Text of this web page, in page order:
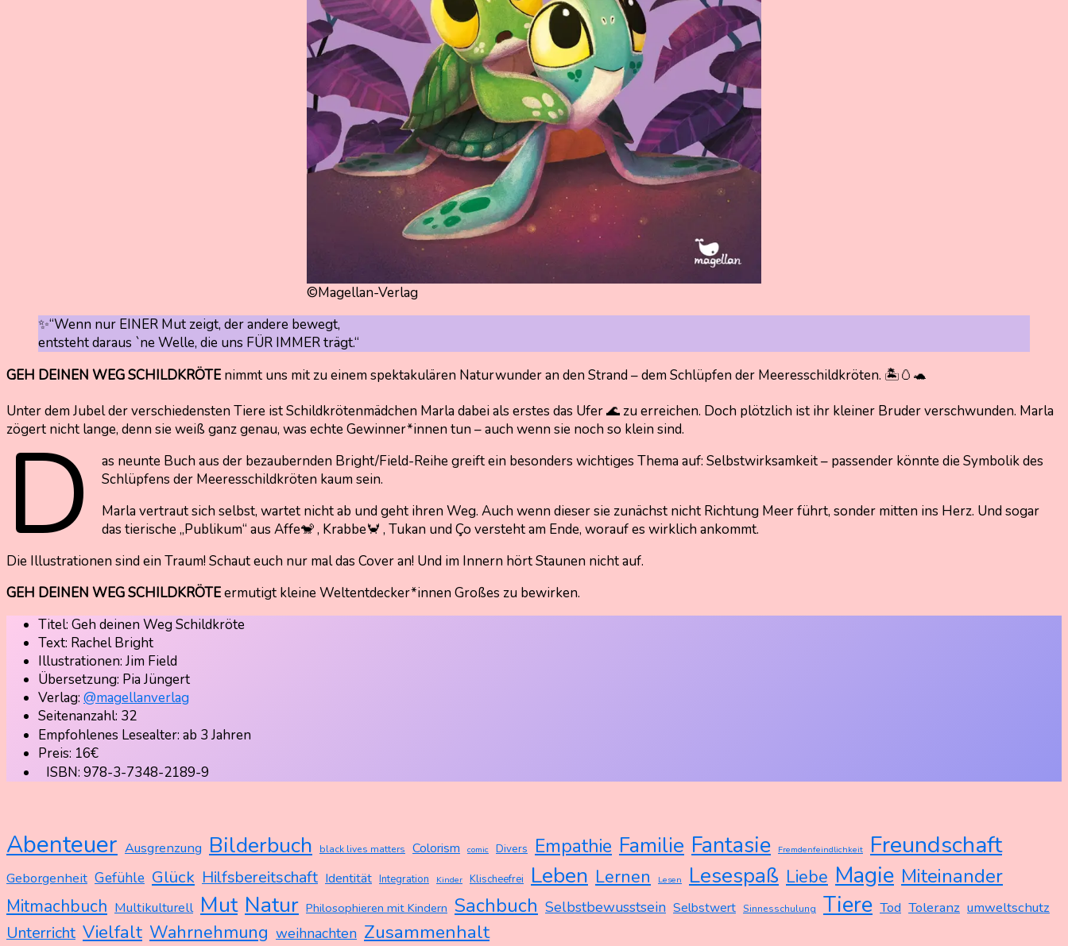
©Magellan-Verlag
✨“Wenn nur EINER Mut zeigt, der andere bewegt,
entsteht daraus `ne Welle, die uns FÜR IMMER trägt.“
GEH DEINEN WEG SCHILDKRÖTE nimmt uns mit zu einem spektakulären Naturwunder an den Strand – dem Schlüpfen der Meeresschildkröten. 🏝️🥚🐢
Unter dem Jubel der verschiedensten Tiere ist Schildkrötenmädchen Marla dabei als erstes das Ufer 🌊 zu erreichen. Doch plötzlich ist ihr kleiner Bruder verschwunden. Marla
zögert nicht lange, denn sie weiß ganz genau, was echte Gewinner*innen tun – auch wenn sie noch so klein sind.
D
as neunte Buch aus der bezaubernden Bright/Field-Reihe greift ein besonders wichtiges Thema auf: Selbstwirksamkeit – passender könnte die Symbolik des
Schlüpfens der Meeresschildkröten kaum sein.
Marla vertraut sich selbst, wartet nicht ab und geht ihren Weg. Auch wenn dieser sie zunächst nicht Richtung Meer führt, sonder mitten ins Herz. Und sogar
das tierische „Publikum“ aus Affe🐒 , Krabbe🦀 , Tukan und Ço versteht am Ende, worauf es wirklich ankommt.
Die Illustrationen sind ein Traum! Schaut euch nur mal das Cover an! Und im Innern hört Staunen nicht auf.
GEH DEINEN WEG SCHILDKRÖTEermutigt kleine Weltentdecker*innen Großes zu bewirken.
Titel: Geh deinen Weg Schildkröte
Text: Rachel Bright
Illustrationen: Jim Field
Übersetzung: Pia Jüngert
Verlag: @magellanverlag
Seitenanzahl: 32
Empfohlenes Lesealter: ab 3 Jahren
Preis: 16€
ISBN: 978-3-7348-2189-9
Abenteuer Ausgrenzung Bilderbuch black lives matters Colorism comic Divers Empathie Familie Fantasie Fremdenfeindlichkeit Freundschaft
Geborgenheit Gefühle Glück Hilfsbereitschaft Identität Integration Kinder Klischeefrei Leben Lernen Lesen Lesespaß Liebe Magie Miteinander
Mitmachbuch Multikulturell Mut Natur Philosophieren mit Kindern Sachbuch Selbstbewusstsein Selbstwert Sinnesschulung Tiere Tod Toleranz umweltschutz
Unterricht Vielfalt Wahrnehmung weihnachten Zusammenhalt